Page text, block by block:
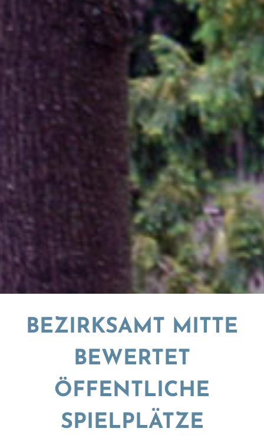
BEZIRKSAMT MITTE
BEWERTET
ÖFFENTLICHE
SPIELPLÄTZE